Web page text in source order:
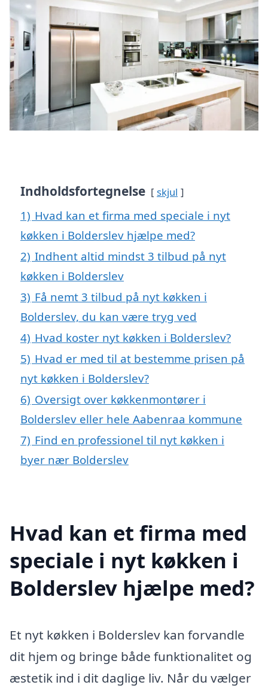
Indholdsfortegnelse skjul
1) Hvad kan et firma med speciale i nyt
køkken i Bolderslev hjælpe med?
2) Indhent altid mindst 3 tilbud på nyt
køkken i Bolderslev
3) Få nemt 3 tilbud på nyt køkken i
Bolderslev, du kan være tryg ved
4) Hvad koster nyt køkken i Bolderslev?
5) Hvad er med til at bestemme prisen på
nyt køkken i Bolderslev?
6) Oversigt over køkkenmontører i
Bolderslev eller hele Aabenraa kommune
7) Find en professionel til nyt køkken i
byer nær Bolderslev
Hvad kan et firma med
speciale i nyt køkken i
Bolderslev hjælpe med?
Et nyt køkken i Bolderslev kan forvandle
dit hjem og bringe både funktionalitet og
æstetik ind i dit daglige liv. Når du vælger